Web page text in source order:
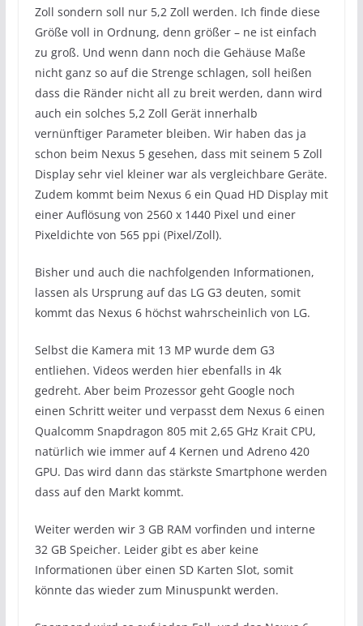
Zoll sondern soll nur 5,2 Zoll werden. Ich finde diese
Größe voll in Ordnung, denn größer – ne ist einfach
zu groß. Und wenn dann noch die Gehäuse Maße
nicht ganz so auf die Strenge schlagen, soll heißen
dass die Ränder nicht all zu breit werden, dann wird
auch ein solches 5,2 Zoll Gerät innerhalb
vernünftiger Parameter bleiben. Wir haben das ja
schon beim Nexus 5 gesehen, dass mit seinem 5 Zoll
Display sehr viel kleiner war als vergleichbare Geräte.
Zudem kommt beim Nexus 6 ein Quad HD Display mit
einer Auflösung von 2560 x 1440 Pixel und einer
Pixeldichte von 565 ppi (Pixel/Zoll).
Bisher und auch die nachfolgenden Informationen,
lassen als Ursprung auf das LG G3 deuten, somit
kommt das Nexus 6 höchst wahrscheinlich von LG.
Selbst die Kamera mit 13 MP wurde dem G3
entliehen. Videos werden hier ebenfalls in 4k
gedreht. Aber beim Prozessor geht Google noch
einen Schritt weiter und verpasst dem Nexus 6 einen
Qualcomm Snapdragon 805 mit 2,65 GHz Krait CPU,
natürlich wie immer auf 4 Kernen und Adreno 420
GPU. Das wird dann das stärkste Smartphone werden
dass auf den Markt kommt.
Weiter werden wir 3 GB RAM vorfinden und interne
32 GB Speicher. Leider gibt es aber keine
Informationen über einen SD Karten Slot, somit
könnte das wieder zum Minuspunkt werden.